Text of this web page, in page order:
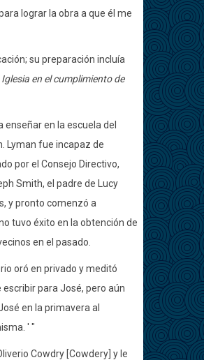
lograr la obra a que él me
su preparación incluía
en el cumplimiento de
en la escuela del
Lyman fue incapaz de
por el Consejo Directivo,
Smith, el padre de Lucy
y pronto comenzó a
tuvo éxito en la obtención de
en el pasado.
oró en privado y meditó
para José, pero aún
en la primavera al
' "
Cowdry [Cowdery] y le